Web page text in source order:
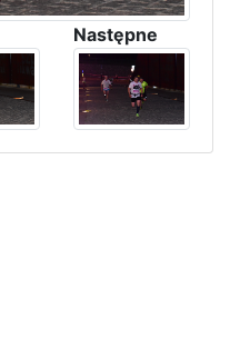
Następne